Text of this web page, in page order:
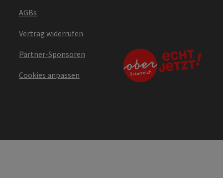
AGBs
Vertrag widerrufen
Partner-Sponsoren
Cookies anpassen